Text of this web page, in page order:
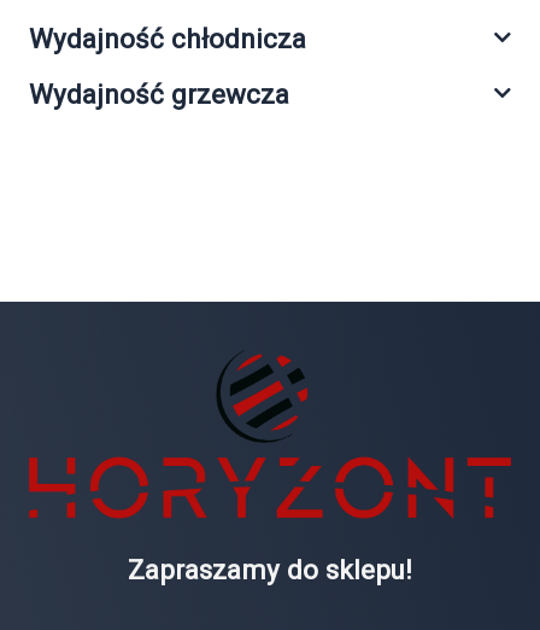
Wydajność chłodnicza
Wydajność grzewcza
Zapraszamy do sklepu!